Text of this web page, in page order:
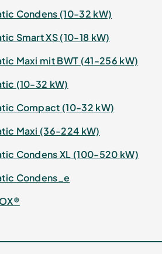
Condens (10-32 kW)
Smart XS (10-18 kW)
Maxi mit BWT (41-256 kW)
(10-32 kW)
Compact (10-32 kW)
Maxi (36-224 kW)
Condens XL (100-520 kW)
Condens_e